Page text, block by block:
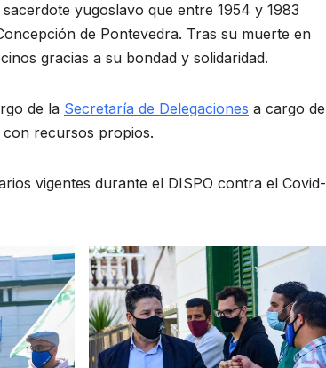
yugoslavo que entre 1954 y 1983
de Pontevedra. Tras su muerte en
gracias a su bondad y solidaridad.
de la Secretaría de Delegaciones a cargo de
con recursos propios.
vigentes durante el DISPO contra el Covid-